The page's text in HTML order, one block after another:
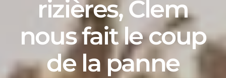
rizières, Clem
nous fait le coup
de la panne